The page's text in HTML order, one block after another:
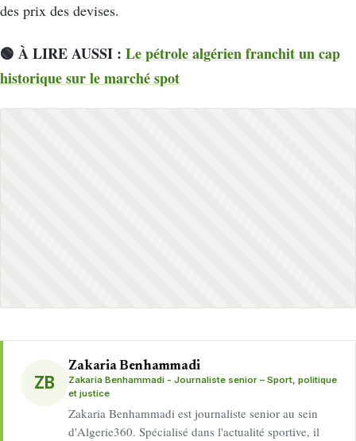
des prix des devises.
🟢 À LIRE AUSSI : Le pétrole algérien franchit un cap
historique sur le marché spot
ZB
Zakaria Benhammadi
Zakaria Benhammadi - Journaliste senior – Sport, politique
et justice
Zakaria Benhammadi est journaliste senior au sein
d'Algerie360. Spécialisé dans l'actualité sportive, il